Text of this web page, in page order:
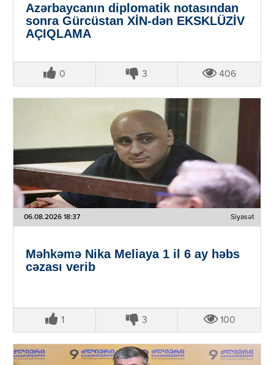
Azərbaycanın diplomatik notasından
sonra Gürcüstan XİN-dən EKSKLÜZİV
AÇIQLAMA
0 3 406
06.08.2026 18:37 Siyasət
Məhkəmə Nika Meliaya 1 il 6 ay həbs
cəzası verib
1 3 100